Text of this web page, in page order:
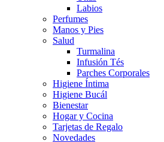
Labios
Perfumes
Manos y Pies
Salud
Turmalina
Infusión Tés
Parches Corporales
Higiene Íntima
Higiene Bucál
Bienestar
Hogar y Cocina
Tarjetas de Regalo
Novedades